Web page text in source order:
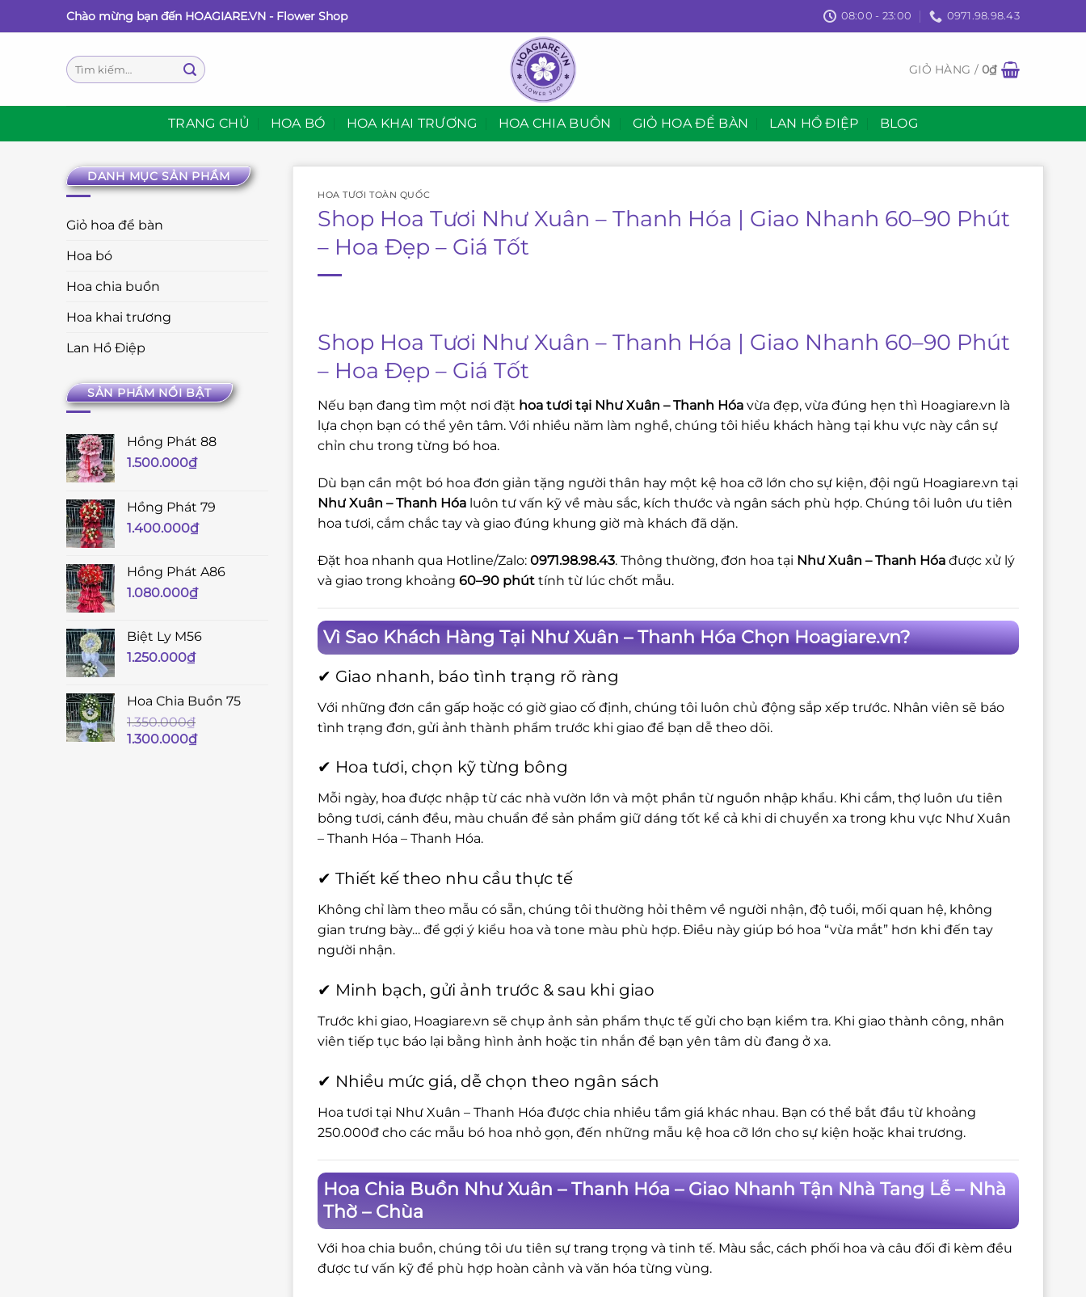
qua
Chào mừng bạn đến HOAGIARE.VN - Flower Shop 08:00 - 23:00 0971.98.98.43
Tìm
kiếm:
GIỎ HÀNG /0₫
TRANG CHỦ HOA BÓ HOA KHAI TRƯƠNG HOA CHIA BUỒN GIỎ HOA ĐỂ BÀN LAN HỒ ĐIỆP BLOG
DANH MỤC SẢN PHẨM
Giỏ hoa để bàn
Hoa bó
Hoa chia buồn
Hoa khai trương
Lan Hồ Điệp
SẢN PHẨM NỔI BẬT
Hồng Phát 88
1.500.000₫
Hồng Phát 79
1.400.000₫
Hồng Phát A86
1.080.000₫
Biệt Ly M56
1.250.000₫
Hoa Chia Buồn 75
1.350.000₫
Giá
1.300.000₫Giá
HOA TƯƠI TOÀN QUỐC
Shop Hoa Tươi Như Xuân – Thanh Hóa | Giao Nhanh 60–90 Phút
– Hoa Đẹp – Giá Tốt
Shop Hoa Tươi Như Xuân – Thanh Hóa | Giao Nhanh 60–90 Phút
– Hoa Đẹp – Giá Tốt
Nếu bạn đang tìm một nơi đặt hoa tươi tại Như Xuân – Thanh Hóa vừa đẹp, vừa đúng hẹn thì Hoagiare.vn là
lựa chọn bạn có thể yên tâm. Với nhiều năm làm nghề, chúng tôi hiểu khách hàng tại khu vực này cần sự
chỉn chu trong từng bó hoa.
Dù bạn cần một bó hoa đơn giản tặng người thân hay một kệ hoa cỡ lớn cho sự kiện, đội ngũ Hoagiare.vn tại
Như Xuân – Thanh Hóa luôn tư vấn kỹ về màu sắc, kích thước và ngân sách phù hợp. Chúng tôi luôn ưu tiên
hoa tươi, cắm chắc tay và giao đúng khung giờ mà khách đã dặn.
Đặt hoa nhanh qua Hotline/Zalo: 0971.98.98.43. Thông thường, đơn hoa tại Như Xuân – Thanh Hóa được xử lý
và giao trong khoảng 60–90 phút tính từ lúc chốt mẫu.
Vì Sao Khách Hàng Tại Như Xuân – Thanh Hóa Chọn Hoagiare.vn?
✔ Giao nhanh, báo tình trạng rõ ràng
Với những đơn cần gấp hoặc có giờ giao cố định, chúng tôi luôn chủ động sắp xếp trước. Nhân viên sẽ báo
tình trạng đơn, gửi ảnh thành phẩm trước khi giao để bạn dễ theo dõi.
✔ Hoa tươi, chọn kỹ từng bông
Mỗi ngày, hoa được nhập từ các nhà vườn lớn và một phần từ nguồn nhập khẩu. Khi cắm, thợ luôn ưu tiên
bông tươi, cánh đều, màu chuẩn để sản phẩm giữ dáng tốt kể cả khi di chuyển xa trong khu vực Như Xuân
– Thanh Hóa – Thanh Hóa.
✔ Thiết kế theo nhu cầu thực tế
Không chỉ làm theo mẫu có sẵn, chúng tôi thường hỏi thêm về người nhận, độ tuổi, mối quan hệ, không
gian trưng bày… để gợi ý kiểu hoa và tone màu phù hợp. Điều này giúp bó hoa “vừa mắt” hơn khi đến tay
người nhận.
✔ Minh bạch, gửi ảnh trước & sau khi giao
Trước khi giao, Hoagiare.vn sẽ chụp ảnh sản phẩm thực tế gửi cho bạn kiểm tra. Khi giao thành công, nhân
viên tiếp tục báo lại bằng hình ảnh hoặc tin nhắn để bạn yên tâm dù đang ở xa.
✔ Nhiều mức giá, dễ chọn theo ngân sách
Hoa tươi tại Như Xuân – Thanh Hóa được chia nhiều tầm giá khác nhau. Bạn có thể bắt đầu từ khoảng
250.000đ cho các mẫu bó hoa nhỏ gọn, đến những mẫu kệ hoa cỡ lớn cho sự kiện hoặc khai trương.
Hoa Chia Buồn Như Xuân – Thanh Hóa – Giao Nhanh Tận Nhà Tang Lễ – Nhà
Thờ – Chùa
Với hoa chia buồn, chúng tôi ưu tiên sự trang trọng và tinh tế. Màu sắc, cách phối hoa và câu đối đi kèm đều
được tư vấn kỹ để phù hợp hoàn cảnh và văn hóa từng vùng.